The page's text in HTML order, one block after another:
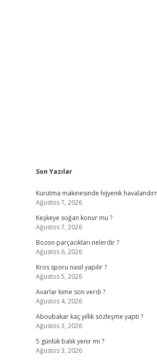
Sidebar
Son Yazılar
Kurutma makinesinde hijyenik
Ağustos 7, 2026
Keşkeye soğan konur mu ?
Ağustos 7, 2026
Bozon parçacıkları nelerdir ?
Ağustos 6, 2026
Kros sporu nasıl yapılır ?
Ağustos 5, 2026
Avarlar kime son verdi ?
Ağustos 4, 2026
Aboubakar kaç yıllık sözleşme yaptı ?
Ağustos 3, 2026
5 günlük balık yenir mi ?
Ağustos 3, 2026